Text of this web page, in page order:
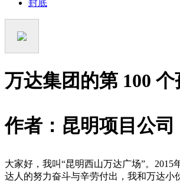
封底
万达集团的第 100
作者：昆明项目公司
大家好，我叫“昆明西山万达广场”。2015
达人的努力奋斗与辛劳付出，我和万达小